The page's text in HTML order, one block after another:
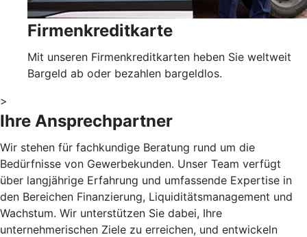
Firmenkreditkarte
Mit unseren Firmenkreditkarten heben Sie weltweit
Bargeld ab oder bezahlen bargeldlos.
>
Ihre Ansprechpartner
Wir stehen für fachkundige Beratung rund um die
Bedürfnisse von Gewerbekunden. Unser Team verfügt
über langjährige Erfahrung und umfassende Expertise in
den Bereichen Finanzierung, Liquiditätsmanagement und
Wachstum. Wir unterstützen Sie dabei, Ihre
unternehmerischen Ziele zu erreichen, und entwickeln